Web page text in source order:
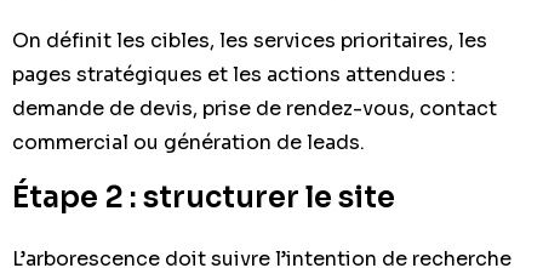
On définit les cibles, les services prioritaires, les
pages stratégiques et les actions attendues :
demande de devis, prise de rendez-vous, contact
commercial ou génération de leads.
Étape 2 : structurer le site
L’arborescence doit suivre l’intention de recherche